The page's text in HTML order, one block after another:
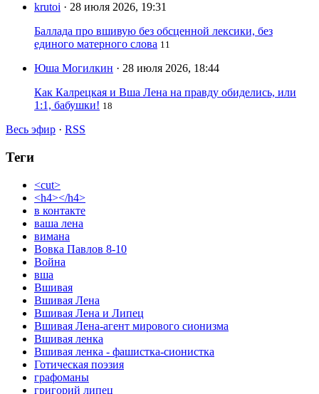
krutoi · 28 июля 2026, 19:31
Баллада про вшивую без обсценной лексики, без
единого матерного слова 11
Юша Могилкин · 28 июля 2026, 18:44
Как Калрецкая и Вша Лена на правду обиделись, или
1:1, бабушки! 18
Весь эфир · RSS
Теги
<cut>
<h4></h4>
в контакте
ваша лена
вимана
Вовка Павлов 8-10
Война
вша
Вшивая
Вшивая Лена
Вшивая Лена и Липец
Вшивая Лена-агент мирового сионизма
Вшивая ленка
Вшивая ленка - фашистка-сионистка
Готическая поэзия
графоманы
григорий липец